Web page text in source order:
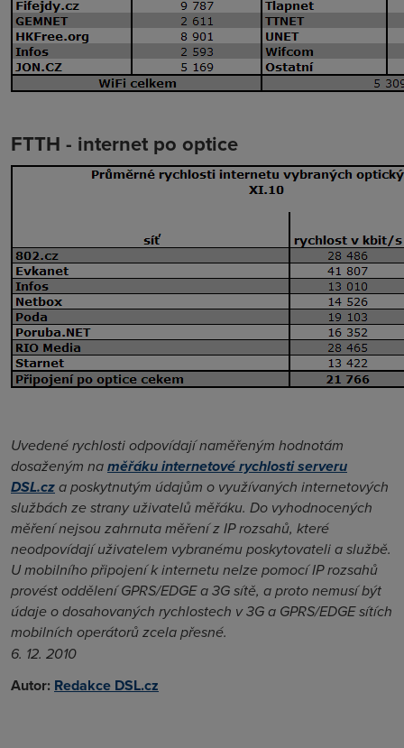
FTTH - internet po optice
Uvedené rychlosti odpovídají naměřeným hodnotám
dosaženým naměřáku internetové rychlosti serveru
DSL.cza poskytnutým údajům o využívaných internetových
službách ze strany uživatelů měřáku. Do vyhodnocených
měření nejsou zahrnuta měření z IP rozsahů, které
neodpovídají uživatelem vybranému poskytovateli a službě.
U mobilního připojení k internetu nelze pomocí IP rozsahů
provést oddělení GPRS/EDGE a 3G sítě, a proto nemusí být
údaje o dosahovaných rychlostech v 3G a GPRS/EDGE sítích
mobilních operátorů zcela přesné.
6. 12. 2010
Autor: Redakce DSL.cz